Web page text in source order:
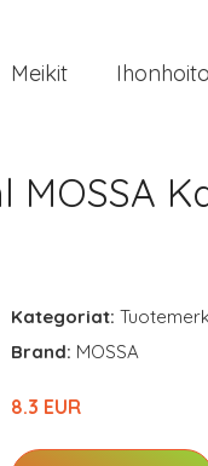
Meikit
MOSSA
Kategoriat:
Brand: MOSSA
8.3 EUR